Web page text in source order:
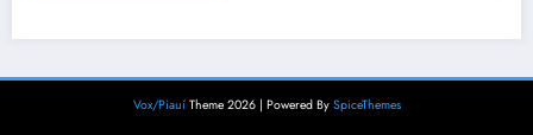
Vox/Piauí Theme 2026 | Powered By SpiceThemes